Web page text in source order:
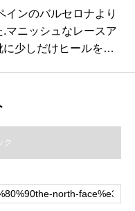
クセスが可能です。収
ったポケットが複数付
、デイリーに活躍する
ーランチ#outdoor#ア
#島根カフェ#松江 #
インのバルセロナより
︎.マニッシュなレースア
に少しだけヒールをプ
らではの重さも気にな
革靴#hausma
松江
ク